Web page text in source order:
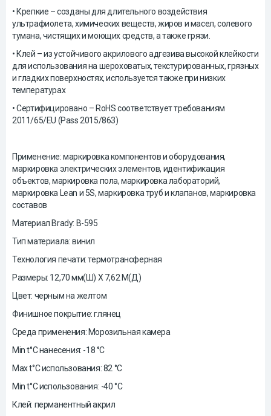
• Крепкие – созданы для длительного воздействия
ультрафиолета, химических веществ, жиров и масел, солевого
тумана, чистящих и моющих средств, а также грязи.
• Клей – из устойчивого акрилового адгезива высокой клейкости
для использования на шероховатых, текстурированных, грязных
и гладких поверхностях, используется также при низких
температурах
• Сертифицировано – RoHS соответствует требованиям
2011/65/EU (Pass 2015/863)
Применение: маркировка компонентов и оборудования,
маркировка электрических элементов, идентификация
объектов, маркировка пола, маркировка лабораторий,
маркировка Lean и 5S, маркировка труб и клапанов, маркировка
составов
Материал Brady: B-595
Тип материала: винил
Технология печати: термотрансферная
Размеры: 12,70мм(Ш) X 7,62 М(Д)
Цвет: черным на желтом
Финишное покрытие: глянец
Среда применения: Морозильная камера
Min t°C нанесения: -18 °C
Max t°C использования: 82 °C
Min t°C использования: -40 °C
Клей: перманентный акрил